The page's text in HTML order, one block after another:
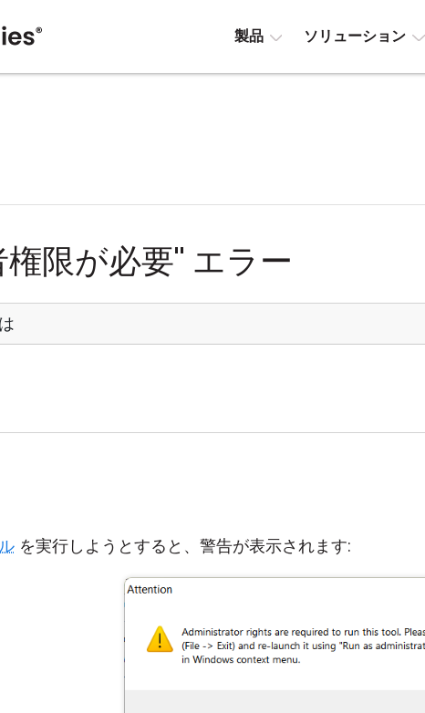
製品 ソリューション
限が必要" エラー
を実行しようとすると、警告が表示されます: